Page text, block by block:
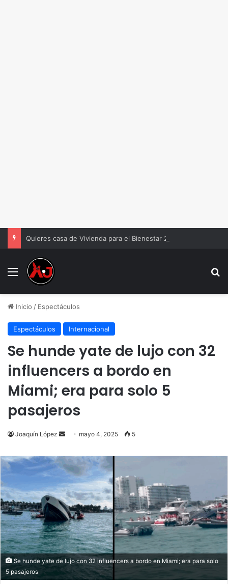
Quieres casa de Vivienda para el Bienestar 2026
Menu
Inicio / Espectáculos
Espectáculos Internacional
Se hunde yate de lujo con 32
influencers a bordo en
Miami; era para solo 5
pasajeros
Joaquín López
Send
email
mayo 4, 2025 5
Se hunde yate de lujo con 32 influencers a bordo en Miami; era para solo
5 pasajeros